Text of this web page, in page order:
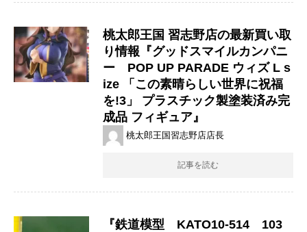
桃太郎王国 習志野店の最新買い取
り情報『グッドスマイルカンパニ
ー POP ​UP ​PARADE ​ウィズ ​L ​s
ize ​「この素晴らしい世界に祝福
を!3」 ​プラスチック製塗装済み完
成品 フィギュア』
桃太郎王国習志野店店長
記事を読む
『鉄道模型 KATO10-514 103